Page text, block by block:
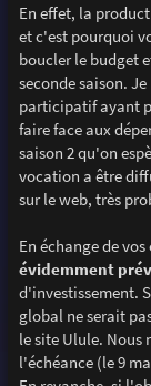
En effet, la
et c'est pourquoi
boucler le budget
seconde saison.
participatif ayant
faire face aux
saison 2 qu'on
vocation a être
sur le web, très
En échange de
évidemment
d'investissement.
global ne serait
le site Ulule. Nous
l'échéance (le 9